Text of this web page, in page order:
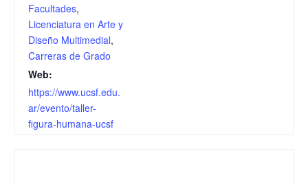
Facultades,
Licenciatura en Arte y
Diseño Multimedial,
Carreras de Grado
Web:
https://www.ucsf.edu.
ar/evento/taller-
figura-humana-ucsf